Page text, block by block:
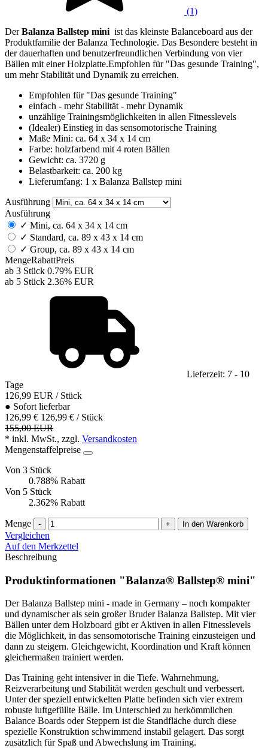
(1)
DerBalanza Ballstep mini ist das kleinste Balanceboard aus der
Produktfamilie der Balanza Technologie. Das Besondere besteht in
der dauerhaften und benutzerfreundlichen Verbindung von vier
Bällen mit einer Holzplatte.Empfohlen für "Das gesunde Training",
um mehr Stabilität und Dynamik zu erreichen.
Empfohlen für "Das gesunde Training"
einfach - mehr Stabilität - mehr Dynamik
unzählige Trainingsmöglichkeiten in allen Fitnesslevels
(Idealer) Einstieg in das sensomotorische Training
Maße Mini: ca. 64 x 34 x 14 cm
Farbe: holzfarbend mit 4 roten Bällen
Gewicht: ca. 3720 g
Belastbarkeit: ca. 200 kg
Lieferumfang: 1 x Balanza Ballstep mini
Ausführung
Ausführung
✓ Mini, ca. 64 x 34 x 14 cm
✓ Standard, ca. 89 x 43 x 14 cm
✓ Group, ca. 89 x 43 x 14 cm
MengeRabattPreis
ab 3 Stück 0.79% EUR
ab 5 Stück 2.36% EUR
Lieferzeit: 7 - 10
Tage
126,99 EUR / Stück
● Sofort lieferbar
126,99 € 126,99 € / Stück
155,00 EUR
* inkl. MwSt., zzgl. Versandkosten
Mengenstaffelpreise
Von 3 Stück
0.788% Rabatt
Von 5 Stück
2.362% Rabatt
Menge - + In den Warenkorb
Vergleichen
Auf den Merkzettel
Beschreibung
Produktinformationen "Balanza® Ballstep® mini"
Der Balanza Ballstep mini - made in Germany – noch kompakter
und dynamischer als sein großer Bruder Balanza Ballstep. Mit vier
Bällen unter dem Holzboard gibt er Aktiven in allen Fitnesslevels
die Möglichkeit, in das sensomotorische Training einzusteigen und
dann zu steigern. Gleichgewicht, Koordination und Kraft können
gleichermaßen trainiert werden.
Das Training geht intensiver in die Tiefe. Wahrnehmung,
Reizverarbeitung und Stabilität werden geschult und verbessert.
Unter der speziell entwickelten Platte befinden sich vier extrem
robuste luftgefüllte Bälle. Im Unterschied zu herkömmlichen
Balance Boards oder Steppern ist die Standfläche durch diese
spezielle Konstruktion schwimmend instabil gelagert. Das sorgt
zusätzlich für Spaß und Abwechslung im Training.